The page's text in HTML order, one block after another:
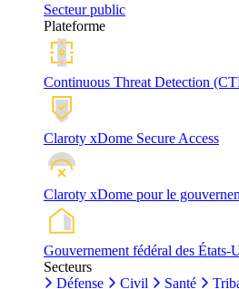
Secteur public
Plateforme
Continuous Threat Detection
Claroty xDome Secure Access
Claroty xDome pour le
Gouvernement fédéral des États-
Secteurs
Défense
Civil Santé